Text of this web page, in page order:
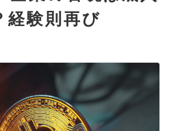
経験則再び